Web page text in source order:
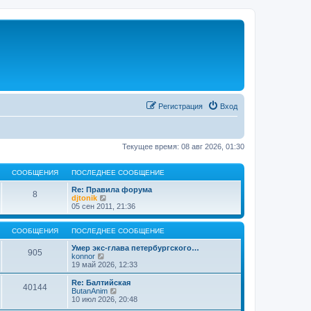
Вход
Регистрация
Текущее время: 08 авг 2026, 01:30
СООБЩЕНИЯ ПОСЛЕДНЕЕ СООБЩЕНИЕ
8
Re: Правила форума
djtonik
е
р
е
й
т
и
п
о
с
л
е
05 сен 2011, 21:36
СООБЩЕНИЯ ПОСЛЕДНЕЕ СООБЩЕНИЕ
905
Умер экс-глава петербургского…
konnor
е
р
е
й
т
19 май 2026, 12:33
40144
Re: Балтийская
ButanAnim
е
10 июл 2026, 20:48